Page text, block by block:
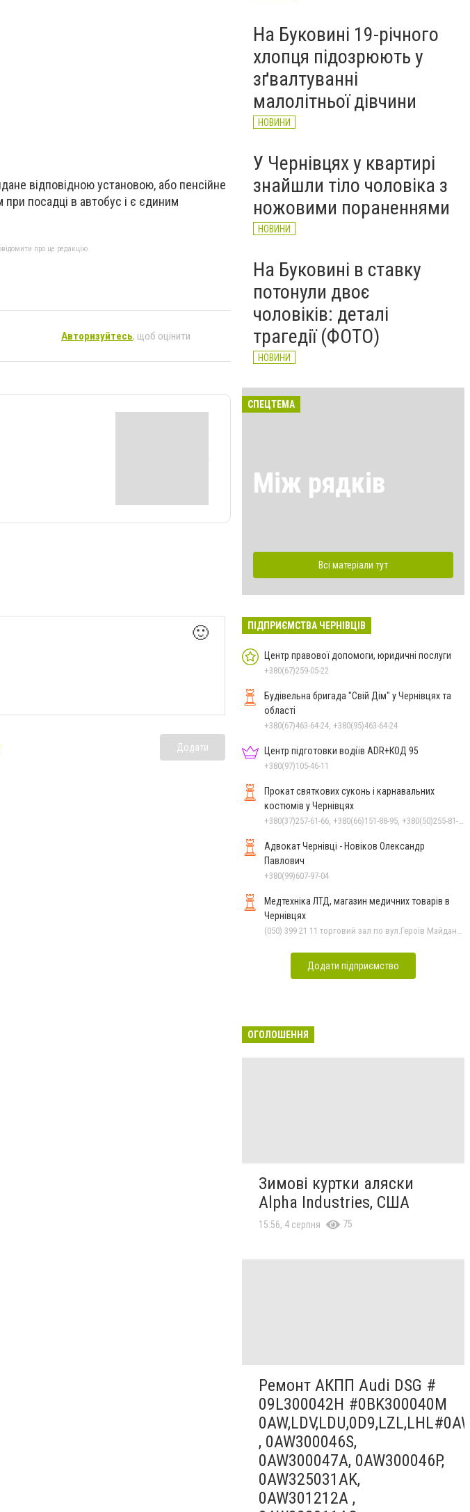
відповідною установою, або пенсійне
посадці в автобус і є єдиним
про це редакцію
Авторизуйтесь, щоб оцінити
🙂
Додати
На Буковині 19-річного
хлопця підозрюють у
зґвалтуванні
малолітньої дівчини
НОВИНИ
У Чернівцях у квартирі
знайшли тіло чоловіка з
ножовими пораненнями
НОВИНИ
На Буковині в ставку
потонули двоє
чоловіків: деталі
трагедії (ФОТО)
НОВИНИ
СПЕЦТЕМА
Між рядків
Всі матеріали тут
ПІДПРИЄМСТВА ЧЕРНІВЦІВ
Центр правової допомоги, юридичні послуги
+380(67)259-05-22
Будівельна бригада "Свій Дім" у Чернівцях та
області
+380(67)463-64-24, +380(95)463-64-24
Центр підготовки водіїв ADR+КОД 95
+380(97)105-46-11
Прокат святкових суконь і карнавальних
костюмів у Чернівцях
Адвокат Чернівці - Новіков Олександр
Павлович
+380(99)607-97-04
Медтехніка ЛТД, магазин медичних товарів в
Чернівцях
Додати підприємство
ОГОЛОШЕННЯ
Зимові куртки аляски
Alpha Industries, США
15:56, 4 серпня 75
Ремонт АКПП Audi DSG #
09L300042H #0BK300040M
, 0AW300046S,
0AW300047A, 0AW300046P,
0AW325031AK,
0AW301212A ,